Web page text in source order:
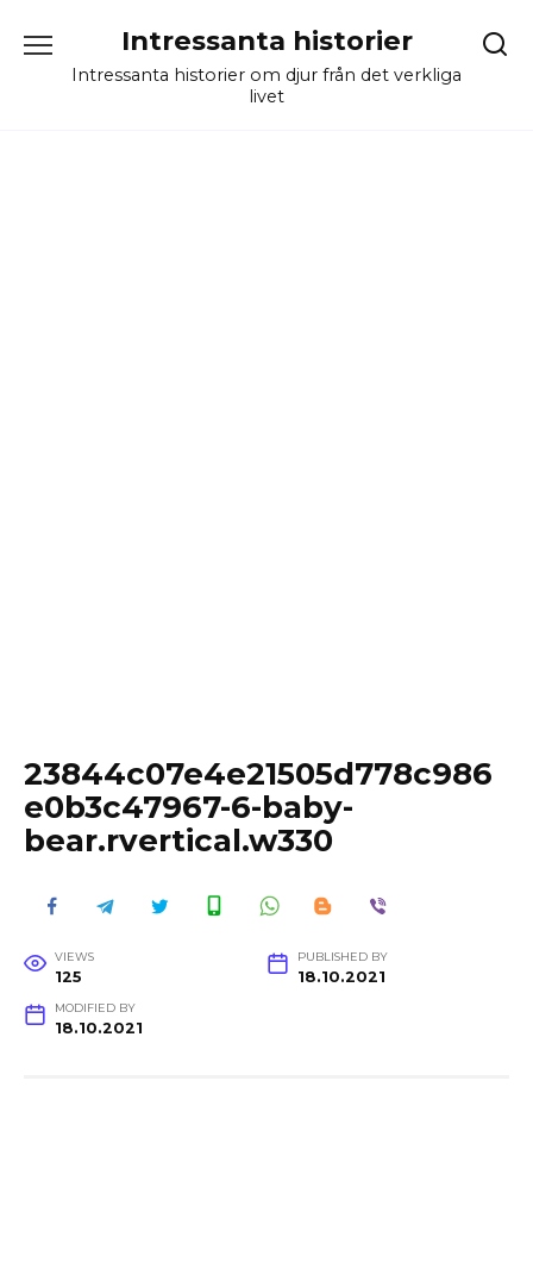
content
Intressanta historier
Intressanta historier om djur från det verkliga
livet
23844c07e4e21505d778c986
e0b3c47967-6-baby-
bear.rvertical.w330
VIEWS
125
PUBLISHED BY
18.10.2021
MODIFIED BY
18.10.2021